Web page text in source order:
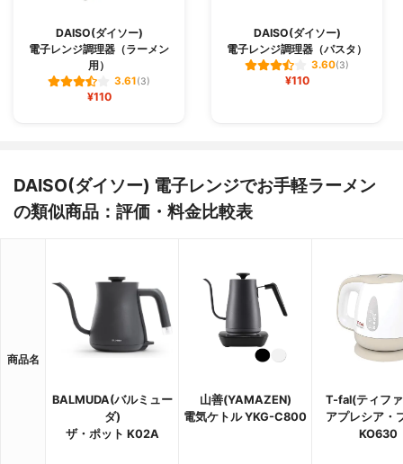
DAISO(ダイソー)
電子レンジ調理器（ラーメン
用）
3.61(3)
¥110
DAISO(ダイソー)
電子レンジ調理器（パスタ）
3.60(3)
¥110
DAISO(ダイソー) 電子レンジでお手軽ラーメン
の類似商品：評価・料金比較表
商品名
BALMUDA(バルミュー
ダ)
ザ・ポット K02A
山善(YAMAZEN)
電気ケトル YKG-C800
T-fal(ティフ
アプレシア・
KO630